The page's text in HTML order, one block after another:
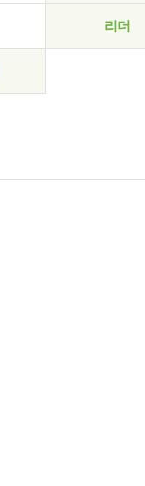
리더